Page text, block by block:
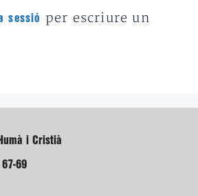
sessió
per escriure un
i Cristià
69